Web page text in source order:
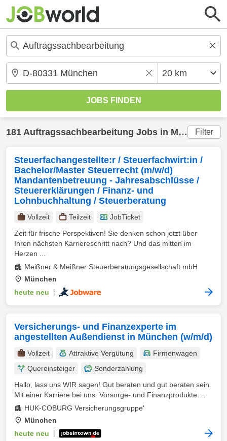
181 Auftragssachbearbeitung Jobs in München Filter
Steuerfachangestellte:r / Steuerfachwirt:in /
Bachelor/Master Steuerrecht (m/w/d)
Mandantenbetreuung - Jahresabschlüsse /
Steuererklärungen / Finanz- und
Lohnbuchhaltung / Steuerberatung
Vollzeit Teilzeit
JobTicket
Zeit für frische Perspektiven! Sie denken schon jetzt über
Ihren nächsten Karriereschritt nach? Und das mitten im
Herzen ...
Meißner & Meißner Steuerberatungsgesellschaft mbH
München
heute neu
Versicherungs- und Finanzexperte im
angestellten Außendienst in München (w/m/d)
Vollzeit Attraktive Vergütung
Firmenwagen
Quereinsteiger
Sonderzahlung
Hallo, lass uns WIR sagen! Gut beraten und gut beraten sein.
Mit einer Karriere bei uns. Vorsorge- und Finanzprodukte ...
HUK-COBURG Versicherungsgruppe'
München
heute neu